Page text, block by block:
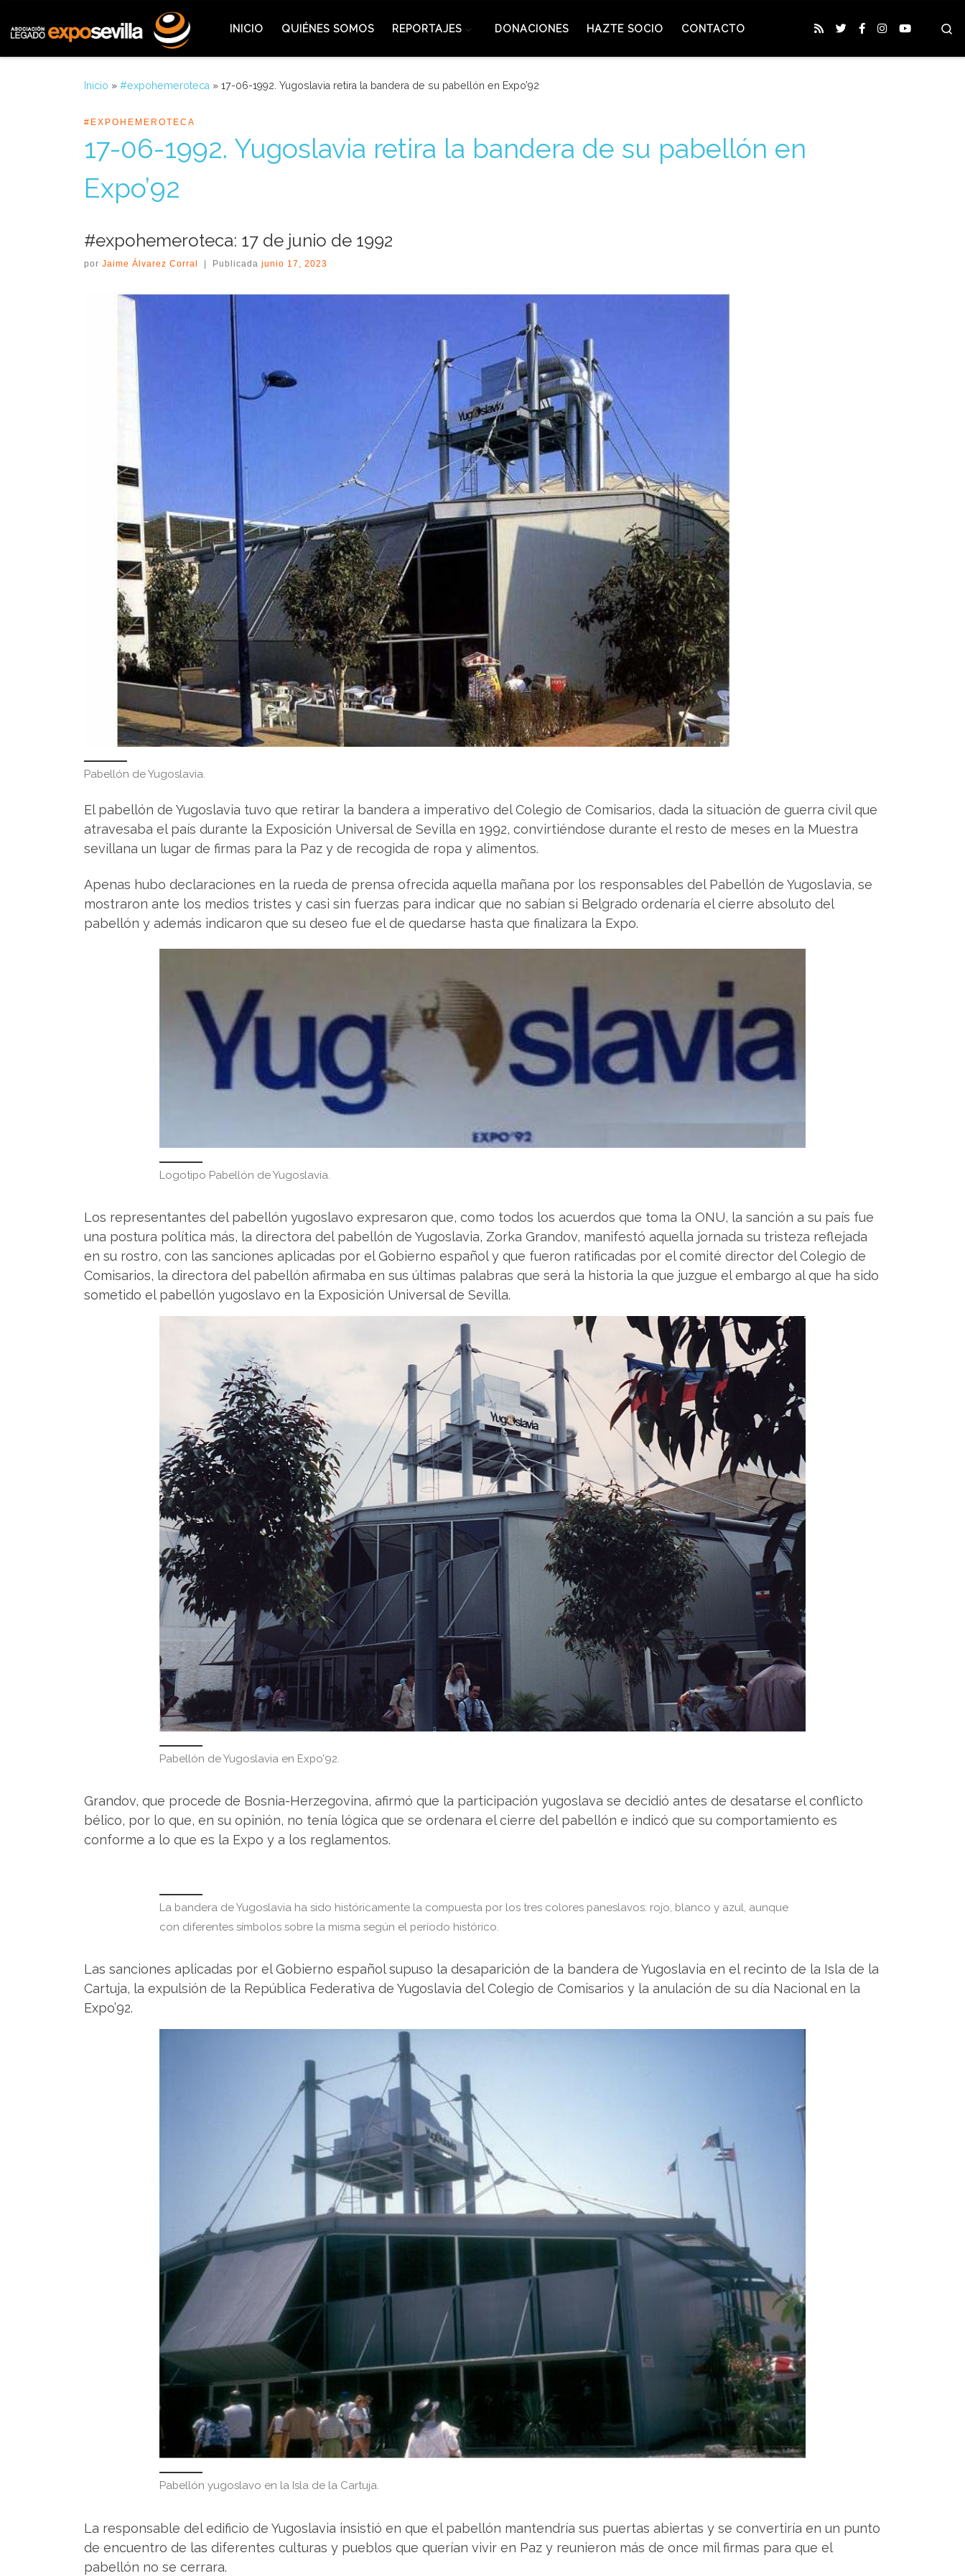
INICIO QUIÉNES SOMOS REPORTAJES DONACIONES HAZTE SOCIO CONTACTO
Inicio » #expohemeroteca » 17-06-1992. Yugoslavia retira la bandera de su pabellón en Expo’92
#EXPOHEMEROTECA
17-06-1992. Yugoslavia retira la bandera de su pabellón en
Expo’92
#expohemeroteca: 17 de junio de 1992
por Jaime Álvarez Corral | Publicada junio 17, 2023
Pabellón de Yugoslavia.
El pabellón de Yugoslavia tuvo que retirar la bandera a imperativo del Colegio de Comisarios, dada la situación de guerra civil que
atravesaba el país durante la Exposición Universal de Sevilla en 1992, convirtiéndose durante el resto de meses en la Muestra
sevillana un lugar de firmas para la Paz y de recogida de ropa y alimentos.
Apenas hubo declaraciones en la rueda de prensa ofrecida aquella mañana por los responsables del Pabellón de Yugoslavia, se
mostraron ante los medios tristes y casi sin fuerzas para indicar que no sabían si Belgrado ordenaría el cierre absoluto del
pabellón y además indicaron que su deseo fue el de quedarse hasta que finalizara la Expo.
Logotipo Pabellón de Yugoslavia.
Los representantes del pabellón yugoslavo expresaron que, como todos los acuerdos que toma la ONU, la sanción a su país fue
una postura política más, la directora del pabellón de Yugoslavia, Zorka Grandov, manifestó aquella jornada su tristeza reflejada
en su rostro, con las sanciones aplicadas por el Gobierno español y que fueron ratificadas por el comité director del Colegio de
Comisarios, la directora del pabellón afirmaba en sus últimas palabras que será la historia la que juzgue el embargo al que ha sido
sometido el pabellón yugoslavo en la Exposición Universal de Sevilla.
Pabellón de Yugoslavia en Expo’92.
Grandov, que procede de Bosnia-Herzegovina, afirmó que la participación yugoslava se decidió antes de desatarse el conflicto
bélico, por lo que, en su opinión, no tenía lógica que se ordenara el cierre del pabellón e indicó que su comportamiento es
conforme a lo que es la Expo y a los reglamentos.
La bandera de Yugoslavia ha sido históricamente la compuesta por los tres colores paneslavos: rojo, blanco y azul, aunque
con diferentes símbolos sobre la misma según el período histórico.
Las sanciones aplicadas por el Gobierno español supuso la desaparición de la bandera de Yugoslavia en el recinto de la Isla de la
Cartuja, la expulsión de la República Federativa de Yugoslavia del Colegio de Comisarios y la anulación de su día Nacional en la
Expo’92.
Pabellón yugoslavo en la Isla de la Cartuja.
La responsable del edificio de Yugoslavia insistió en que el pabellón mantendría sus puertas abiertas y se convertiría en un punto
de encuentro de las diferentes culturas y pueblos que querían vivir en Paz y reunieron más de once mil firmas para que el
pabellón no se cerrara.